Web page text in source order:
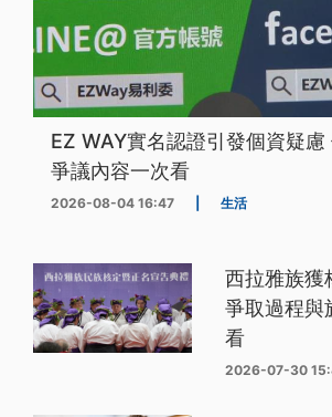
EZ WAY實名認證引發個資疑慮
爭議內容一次看
2026-08-04 16:47 生活
西拉雅族獲
爭取過程與
看
2026-07-30